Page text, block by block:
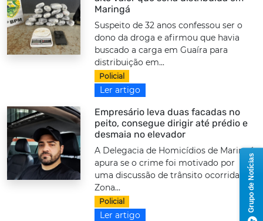
Maringá
Suspeito de 32 anos confessou ser o
dono da droga e afirmou que havia
buscado a carga em Guaíra para
distribuição em...
Policial
Ler artigo
Empresário leva duas facadas no
peito, consegue dirigir até prédio e
desmaia no elevador
A Delegacia de Homicídios de Maringá
apura se o crime foi motivado por
uma discussão de trânsito ocorrida na
Zona...
Policial
Ler artigo
Grupo de Notícias